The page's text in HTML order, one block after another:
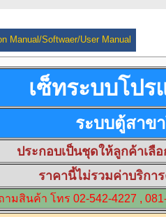
Manual/Softwaer/User Manual
เซ็ทระบบโป
ระบบตู้สาข
ประกอบเป็นชุดให้ลูกค้าเลื
ราคานี้ไม่รวมค่าบริกา
มสินค้า โทร 02-542-4227 ,